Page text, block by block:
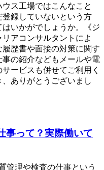
ス工場ではこんなこと
録していないという方
いかがでしょうか。《ジ
アコンサルタントによ
歴書や面接の対策に関す
の紹介などもメールや電
ービスも併せてご利用く
ありがとうございまし
事って？実際働いて
管理や検査の仕事という